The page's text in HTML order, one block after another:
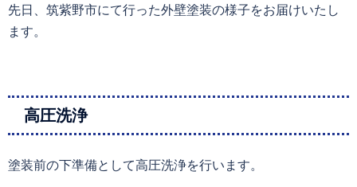
先日、筑紫野市にて行った外壁塗装の様子をお届けいたし
ます。
高圧洗浄
塗装前の下準備として高圧洗浄を行います。